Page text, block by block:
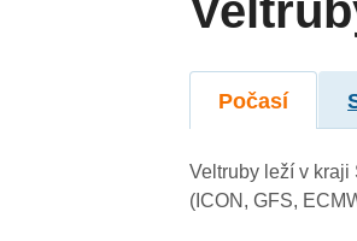
Počasí
Veltruby leží v kraji
(ICON, GFS,